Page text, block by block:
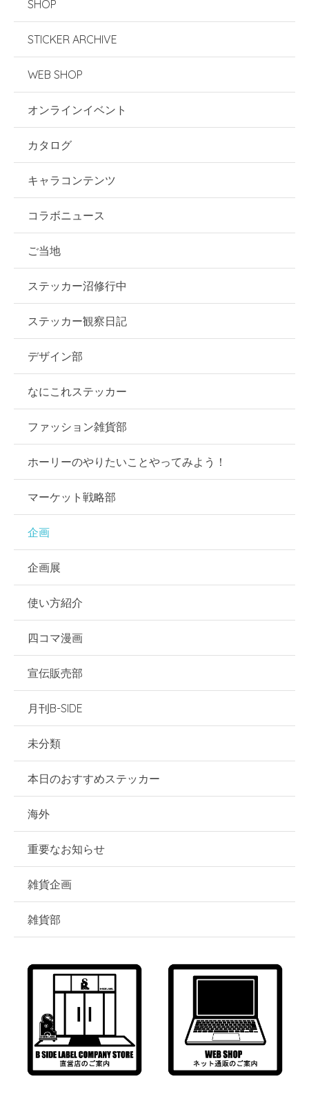
SHOP
STICKER ARCHIVE
WEB SHOP
オンラインイベント
カタログ
キャラコンテンツ
コラボニュース
ご当地
ステッカー沼修行中
ステッカー観察日記
デザイン部
なにこれステッカー
ファッション雑貨部
ホーリーのやりたいことやってみよう！
マーケット戦略部
企画
企画展
使い方紹介
四コマ漫画
宣伝販売部
月刊B-SIDE
未分類
本日のおすすめステッカー
海外
重要なお知らせ
雑貨企画
雑貨部